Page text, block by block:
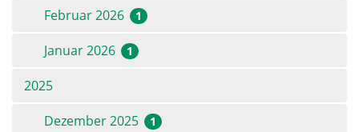
Februar 2026 1
Januar 2026 1
2025
Dezember 2025
1